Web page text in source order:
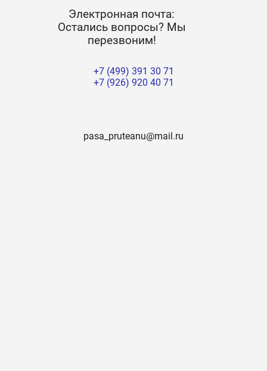
Электронная почта:
Остались вопросы? Мы
перезвоним!
+7 (499) 391 30 71
+7 (926) 920 40 71
pasa_pruteanu@mail.ru